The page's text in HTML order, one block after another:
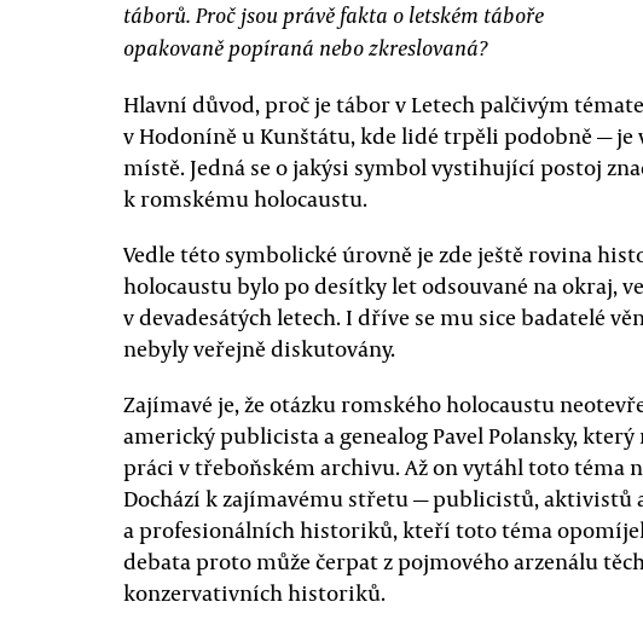
táborů. Proč jsou právě fakta o letském táboře
opakovaně popíraná nebo zkreslovaná?
Hlavní důvod, proč je tábor v Letech palčivým
v Hodoníně u Kunštátu, kde lidé trpěli podobně —
místě. Jedná se o jakýsi symbol vystihující postoj
k romskému holocaustu.
Vedle této symbolické úrovně je zde ještě rovina
holocaustu bylo po desítky let odsouvané na okraj,
v devadesátých letech. I dříve se mu sice badatelé
nebyly veřejně diskutovány.
Zajímavé je, že otázku romského holocaustu
americký publicista a genealog Pavel Polansky,
práci v třeboňském archivu. Až on vytáhl toto téma
Dochází k zajímavému střetu — publicistů, aktivistů
a profesionálních historiků, kteří toto téma
debata proto může čerpat z pojmového arzenálu
konzervativních historiků.